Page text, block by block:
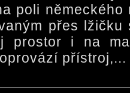
poli německého
přes
prostor i na
přístroj,...